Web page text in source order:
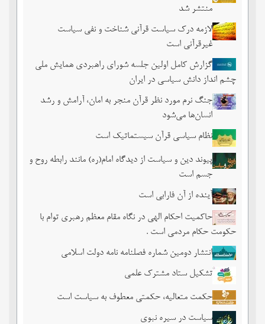
منتشر شد
لازمه درک سیاست قرآنی شناخت و نفی سیاست
غیرقرآنی است
گزارش کامل اولین جلسه شورای راهبردی همایش ملی
چشم ‏انداز دانش سیاسی در ایران
جنگ نرم مورد نظر قرآن منجر به امان، آرامش و رشد
انسان‌ها می‌‌شود
نظام سیاسی قرآن سیستماتیک است
پیوند دین و سیاست از دیدگاه امام(ره) مانند رابطه روح و
جسم است
آینده از آن فارابی است
حاکمیت احکام الهی در نگاه مقام معظم رهبری توام با
حکومت حکام مردمی است .
انتشار دومین شماره فصلنامه نامه دولت اسلامی
تشکیل ستاد مشترک علمی
حکمت متعالیه، حکمتی معطوف به سیاست است
سیاست در سیره نبوی